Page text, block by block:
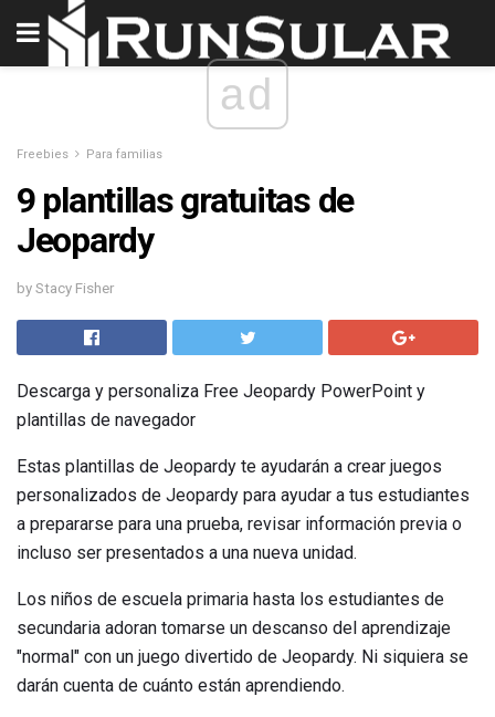
ad
Freebies Para familias
9 plantillas gratuitas de
Jeopardy
by Stacy Fisher
Descarga y personaliza Free Jeopardy PowerPoint y
plantillas de navegador
Estas plantillas de Jeopardy te ayudarán a crear juegos
personalizados de Jeopardy para ayudar a tus estudiantes
a prepararse para una prueba, revisar información previa o
incluso ser presentados a una nueva unidad.
Los niños de escuela primaria hasta los estudiantes de
secundaria adoran tomarse un descanso del aprendizaje
"normal" con un juego divertido de Jeopardy. Ni siquiera se
darán cuenta de cuánto están aprendiendo.